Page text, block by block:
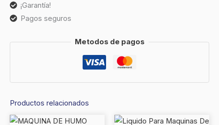
¡Garantía!
Pagos seguros
Metodos de pagos
Productos relacionados